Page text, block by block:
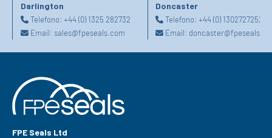
Darlington
Telefono: +44 (0) 1325 282732
Email: sales@fpeseals.com
Doncaster
Telefono:+44 (0) 1302727252
Email:
FPE Seals Ltd